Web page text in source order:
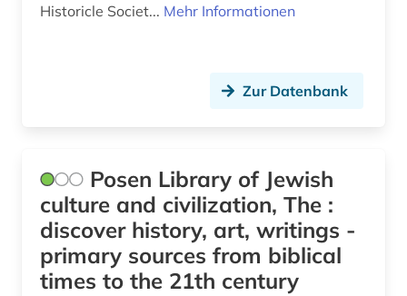
biblische motive (1)
bild motiv (1)
bildatlas (1)
bildband (2)
bildbearbeitung (2)
Historicle Societ... Mehr Informationen
Zur Datenbank
Posen Library of Jewish
culture and civilization, The :
discover history, art, writings -
primary sources from biblical
times to the 21th century